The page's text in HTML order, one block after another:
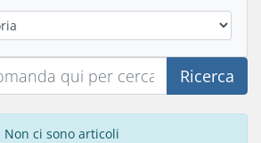
Ricerca
Non ci sono articoli